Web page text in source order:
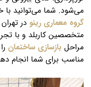
می‌شود. شما می‌توانید با
گروه معماری رینو در
متخصصین کاربلد و با
مراحل بازسازی ساختمان
مناسب برای شما انجام